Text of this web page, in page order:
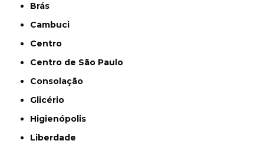
Brás
Cambuci
Centro
Centro de São Paulo
Consolação
Glicério
Higienópolis
Liberdade